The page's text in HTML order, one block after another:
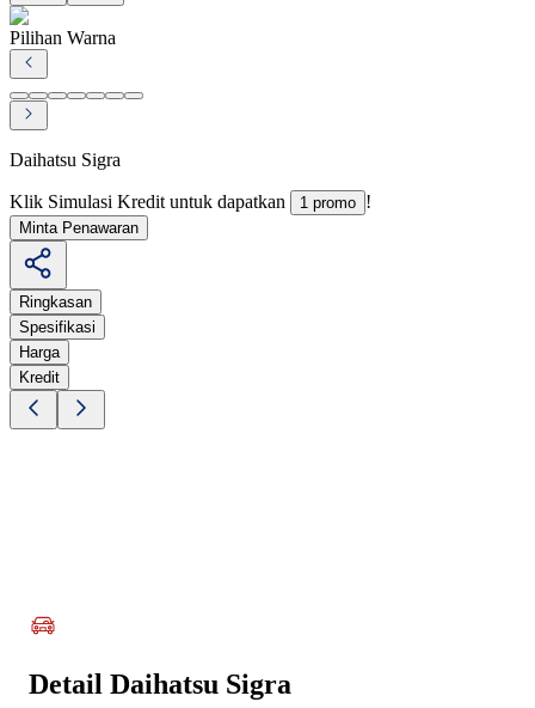
Pilihan Warna
Daihatsu Sigra
Klik Simulasi Kredit untuk dapatkan 1 promo !
Minta Penawaran
Ringkasan
Spesifikasi
Harga
Kredit
Detail Daihatsu Sigra